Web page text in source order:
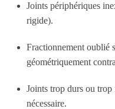
Joints périphériques
rigide).
Fractionnement oublié
géométriquement
Joints trop durs ou
nécessaire.